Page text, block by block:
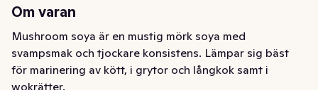
Om varan
Mushroom soya är en mustig mörk soya med
svampsmak och tjockare konsistens. Lämpar sig bäst
för marinering av kött, i grytor och långkok samt i
wokrätter.